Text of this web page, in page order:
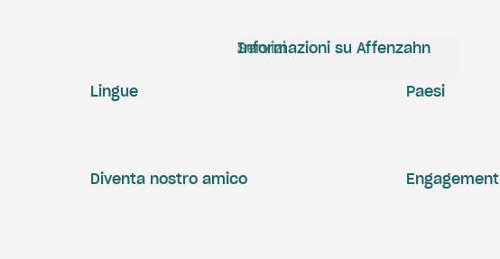
Servizi
Informazioni su Affenzahn
Engagement
Diventa nostro amico
Lingue Paesi